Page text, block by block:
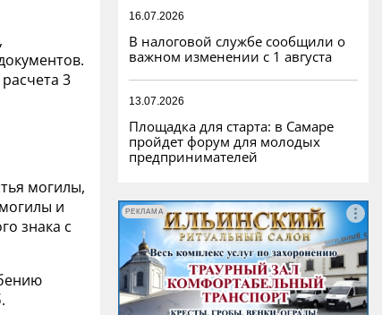
3
могилы,
и
знака с
16.07.2026
В налоговой службе сообщили о
важном изменении с 1 августа
13.07.2026
Площадка для старта: в Самаре
пройдет форум для молодых
предпринимателей
РЕКЛАМА